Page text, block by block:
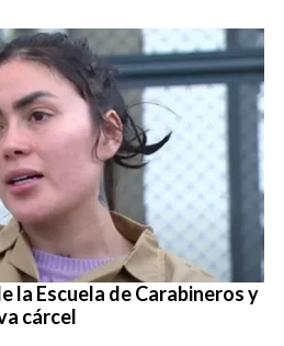
la Escuela de Carabineros y
cárcel